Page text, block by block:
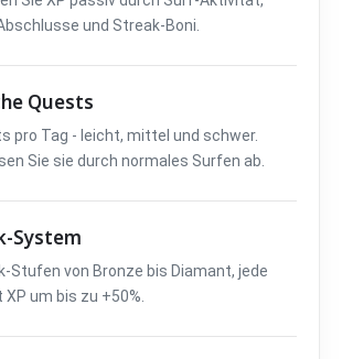
und Streak-Boni.
Quests
pro Tag - leicht, mittel und schwer.
Sie sie durch normales Surfen ab.
System
Stufen von Bronze bis Diamant, jede
um bis zu +50%.